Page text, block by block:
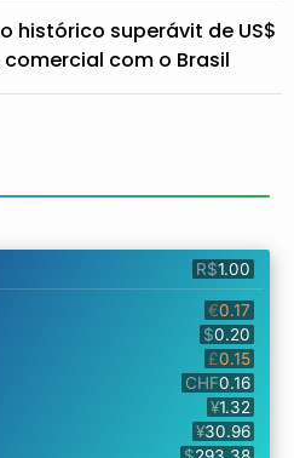
histórico superávit de US$
com o Brasil